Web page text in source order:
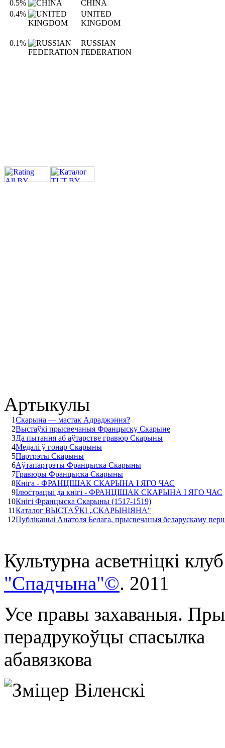
0.5%
CHINA
0.4%
UNITED
KINGDOM
0.1%
RUSSIAN
FEDERATION
Артыкулы
1Скарына ― мастак Адраджэння?
2Выстаўкі прысвечаныя Францыску Скарыне
3Да пытання аб аўтарстве гравюр Скарыны
4Медалі ў гонар Скарыны
5Партрэты Скарыны
6Аўтапартрэты Францыска Скарыны
7Гравюры Францыска Скарыны
8Кніга - ФРАНЦІШАК СКАРЫНА I ЯГО ЧАС
9Ілюстрацыі да кнігі - ФРАНЦІШАК СКАРЫНА I ЯГО ЧАС
10Кнігі Францыска Скарыны (1517-1519)
11Каталог ВЫСТАЎКІ „СКАРЫНІЯНА"
12Публікацыі Анатоля Белага, прысвечаныя беларускаму
Культурна асветнiцкi клуб
"Спадчына"©. 2011
Усе правы захаваныя. Пры
перадрукоўцы спасылка
абавязкова